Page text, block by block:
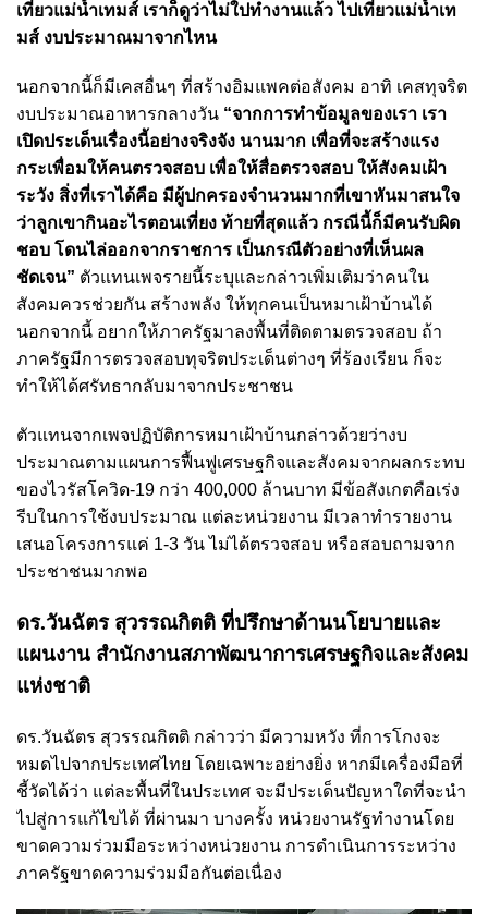
เที่ยวแม่น้ำเทมส์ เราก็ดูว่าไม่ใปทำงานแล้ว ไปเที่ยวแม่น้ำเท
มส์ งบประมาณมาจากไหน
นอกจากนี้ก็มีเคสอื่นๆ ที่สร้างอิมแพคต่อสังคม อาทิ เคสทุจริต
งบประมาณอาหารกลางวัน “จากการทำข้อมูลของเรา เรา
เปิดประเด็นเรื่องนี้อย่างจริงจัง นานมาก เพื่อที่จะสร้างแรง
กระเพื่อมให้คนตรวจสอบ เพื่อให้สื่อตรวจสอบ ให้สังคมเฝ้า
ระวัง สิ่งที่เราได้คือ มีผู้ปกครองจำนวนมากที่เขาหันมาสนใจ
ว่าลูกเขากินอะไรตอนเที่ยง ท้ายที่สุดแล้ว กรณีนี้ก็มีคนรับผิด
ชอบ โดนไล่ออกจากราชการ เป็นกรณีตัวอย่างที่เห็นผล
ชัดเจน” ตัวแทนเพจรายนี้ระบุและกล่าวเพิ่มเติมว่าคนใน
สังคมควรช่วยกัน สร้างพลัง ให้ทุกคนเป็นหมาเฝ้าบ้านได้
นอกจากนี้ อยากให้ภาครัฐมาลงพื้นที่ติดตามตรวจสอบ ถ้า
ภาครัฐมีการตรวจสอบทุจริตประเด็นต่างๆ ที่ร้องเรียน ก็จะ
ทำให้ได้ศรัทธากลับมาจากประชาชน
ตัวแทนจากเพจปฏิบัติการหมาเฝ้าบ้านกล่าวด้วยว่างบ
ประมาณตามแผนการฟื้นฟูเศรษฐกิจและสังคมจากผลกระทบ
ของไวรัสโควิด-19 กว่า 400,000 ล้านบาท มีข้อสังเกตคือเร่ง
รีบในการใช้งบประมาณ แต่ละหน่วยงาน มีเวลาทำรายงาน
เสนอโครงการแค่ 1-3 วัน ไม่ได้ตรวจสอบ หรือสอบถามจาก
ประชาชนมากพอ
ดร.วันฉัตร สุวรรณกิตติ ที่ปรึกษาด้านนโยบายและ
แผนงาน สำนักงานสภาพัฒนาการเศรษฐกิจและสังคม
แห่งชาติ
ดร.วันฉัตร สุวรรณกิตติ กล่าวว่า มีความหวัง ที่การโกงจะ
หมดไปจากประเทศไทย โดยเฉพาะอย่างยิ่ง หากมีเครื่องมือที่
ชี้วัดได้ว่า แต่ละพื้นที่ในประเทศ จะมีประเด็นปัญหาใดที่จะนำ
ไปสู่การแก้ไขได้ ที่ผ่านมา บางครั้ง หน่วยงานรัฐทำงานโดย
ขาดความร่วมมือระหว่างหน่วยงาน การดำเนินการระหว่าง
ภาครัฐขาดความร่วมมือกันต่อเนื่อง